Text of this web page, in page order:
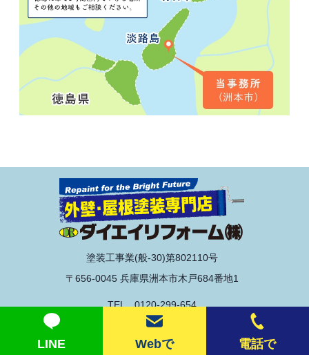
LINE Webで 電話で
塗装工事業(般-30)第802110号
〒656-0045 兵庫県洲本市木戸684番地1
TEL 0120-299-654